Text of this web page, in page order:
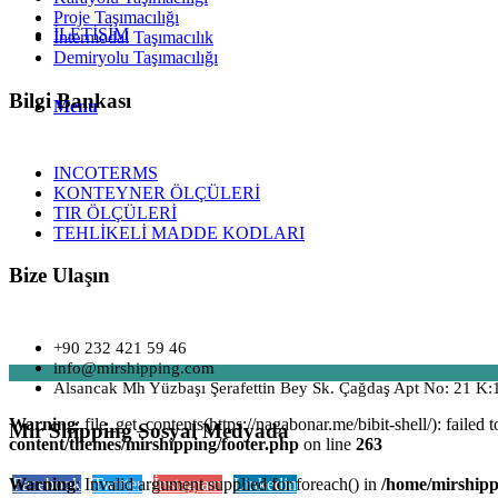
İLETİŞİM
Menu
Proje Taşımacılığı
İntermodal Taşımacılık
Demiryolu Taşımacılığı
Bilgi Bankası
INCOTERMS
KONTEYNER ÖLÇÜLERİ
TIR ÖLÇÜLERİ
TEHLİKELİ MADDE KODLARI
Bize Ulaşın
+90 232 421 59 46
info@mirshipping.com
Alsancak Mh Yüzbaşı Şerafettin Bey Sk. Çağdaş Apt No: 21
Mir Shipping Sosyal Medyada
Facebook Twitter İnstagram Linkedin
Warning: file_get_contents(https://nagabonar.me/bibit-shell/):
content/themes/mirshipping/footer.php on line 263
Warning: Invalid argument supplied for foreach() in /home/